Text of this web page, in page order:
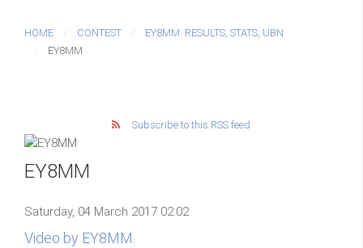
HOME CONTEST
EY8MM: RESULTS, STATS, UBN
EY8MM
Subscribe to this RSS feed
EY8MM
Saturday, 04 March 2017 02:02
Video by EY8MM.